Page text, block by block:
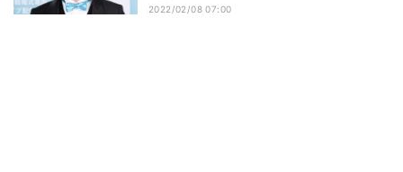
2022/02/08 07:00